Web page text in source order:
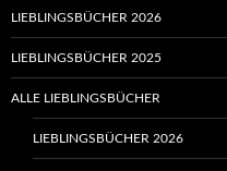
LIEBLINGSBÜCHER 2026
LIEBLINGSBÜCHER 2025
ALLE LIEBLINGSBÜCHER
LIEBLINGSBÜCHER 2026